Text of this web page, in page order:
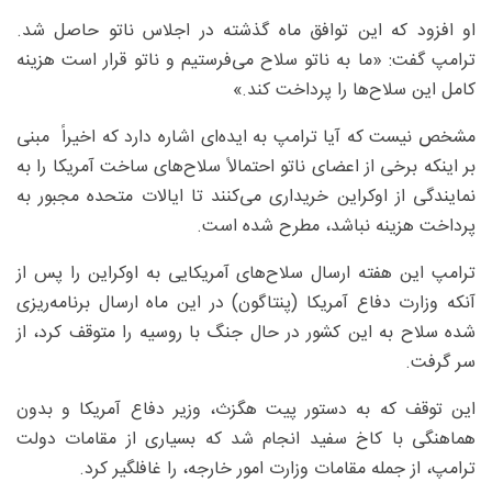
او افزود که این توافق ماه گذشته در اجلاس ناتو حاصل شد.
ترامپ گفت: «ما به ناتو سلاح می‌فرستیم و ناتو قرار است هزینه
کامل این سلاح‌ها را پرداخت کند.»
مشخص نیست که آیا ترامپ به ایده‌ای اشاره دارد که اخیراً مبنی
بر اینکه برخی از اعضای ناتو احتمالاً سلاح‌های ساخت آمریکا را به
نمایندگی از اوکراین خریداری می‌کنند تا ایالات متحده مجبور به
پرداخت هزینه نباشد، مطرح شده است.
ترامپ این هفته ارسال سلاح‌های آمریکایی به اوکراین را پس از
آنکه وزارت دفاع آمریکا (پنتاگون) در این ماه ارسال برنامه‌ریزی
شده سلاح به این کشور در حال جنگ با روسیه را متوقف کرد، از
سر گرفت.
این توقف که به دستور پیت هگزث، وزیر دفاع آمریکا و بدون
هماهنگی با کاخ سفید انجام شد که بسیاری از مقامات دولت
ترامپ، از جمله مقامات وزارت امور خارجه، را غافلگیر کرد.